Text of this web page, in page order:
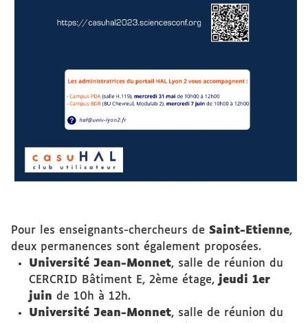
Pour les enseignants-chercheurs de Saint-Etienne,
deux permanences sont également proposées.
Université Jean-Monnet, salle de réunion du
CERCRID Bâtiment E, 2ème étage, jeudi 1er
juin de 10h à 12h.
Université Jean-Monnet, salle de réunion du